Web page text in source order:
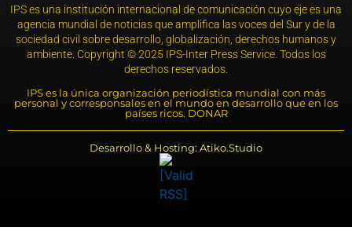
IPS es una institución internacional de comunicación cuyo eje es una
agencia mundial de noticias que amplifica las voces del Sur y de la
sociedad civil sobre desarrollo, globalización, derechos humanos y
ambiente. Copyright © 2025 IPS-Inter Press Service. Todos los
derechos reservados.
IPS es la única organización periodística mundial con más
personal y corresponsales en el mundo en desarrollo que en los
países ricos. DONAR
Desarrollo & Hosting: Atiko.Studio